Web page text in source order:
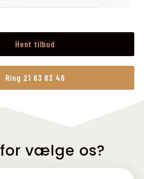
Hent tilbud
Ring 21 63 83 46
vælge os?